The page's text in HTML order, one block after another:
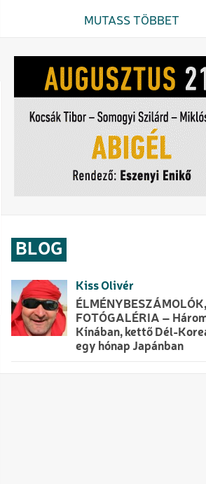
MUTASS TÖBBET
BLOG
Kiss Olivér
ÉLMÉNYBESZÁMOLÓK,
FOTÓGALÉRIA –
Kínában, kettő Dél-
egy hónap Japánban